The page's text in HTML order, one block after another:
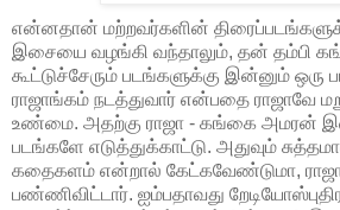
என்னதான் மற்றவர்களின்
இசையை வழங்கி வந்தாலும், தன் தம்பி
கூட்டுச்சேரும் படங்களுக்கு இன்னும் ஒரு
ராஜாங்கம் நடத்துவார் என்பதை ராஜாவே
உண்மை. அதற்கு ராஜா - கங்கை அமரன்
படங்களே எடுத்துக்காட்டு. அதுவும்
கதைகளம் என்றால் கேட்கவேண்டுமா,
பண்ணிவிட்டார். ஐம்பதாவது